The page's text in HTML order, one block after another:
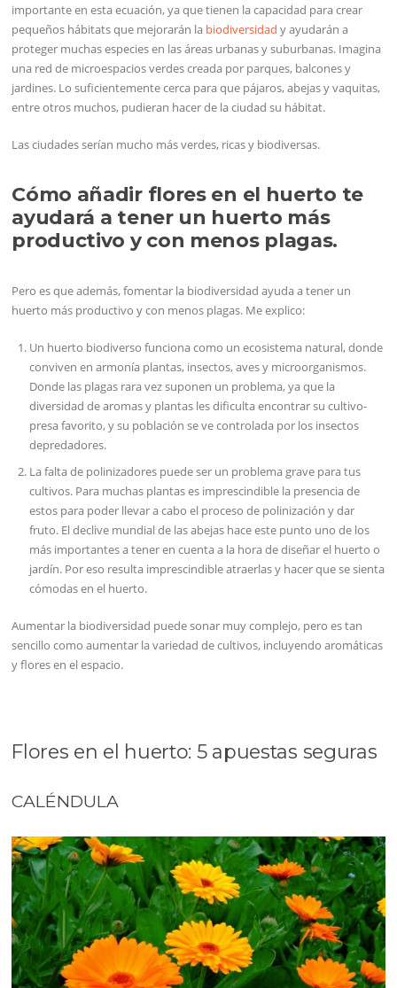
importante en esta ecuación, ya que tienen la capacidad para crear
pequeños hábitats que mejorarán la biodiversidad y ayudarán a
proteger muchas especies en las áreas urbanas y suburbanas. Imagina
una red de microespacios verdes creada por parques, balcones y
jardines. Lo suficientemente cerca para que pájaros, abejas y vaquitas,
entre otros muchos, pudieran hacer de la ciudad su hábitat.
Las ciudades serían mucho más verdes, ricas y biodiversas.
Cómo añadir flores en el huerto te
ayudará a tener un huerto más
productivo y con menos plagas.
Pero es que además, fomentar la biodiversidad ayuda a tener un
huerto más productivo y con menos plagas. Me explico:
Un huerto biodiverso funciona como un ecosistema natural, donde
conviven en armonía plantas, insectos, aves y microorganismos.
Donde las plagas rara vez suponen un problema, ya que la
diversidad de aromas y plantas les dificulta encontrar su cultivo-
presa favorito, y su población se ve controlada por los insectos
depredadores.
La falta de polinizadores puede ser un problema grave para tus
cultivos. Para muchas plantas es imprescindible la presencia de
estos para poder llevar a cabo el proceso de polinización y dar
fruto. El declive mundial de las abejas hace este punto uno de los
más importantes a tener en cuenta a la hora de diseñar el huerto o
jardín. Por eso resulta imprescindible atraerlas y hacer que se sienta
cómodas en el huerto.
Aumentar la biodiversidad puede sonar muy complejo, pero es tan
sencillo como aumentar la variedad de cultivos, incluyendo aromáticas
y flores en el espacio.
Flores en el huerto: 5 apuestas seguras
CALÉNDULA